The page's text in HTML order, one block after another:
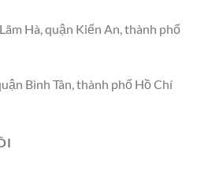
Hà, quận Kiến An, thành phố
Bình Tân, thành phố Hồ Chí